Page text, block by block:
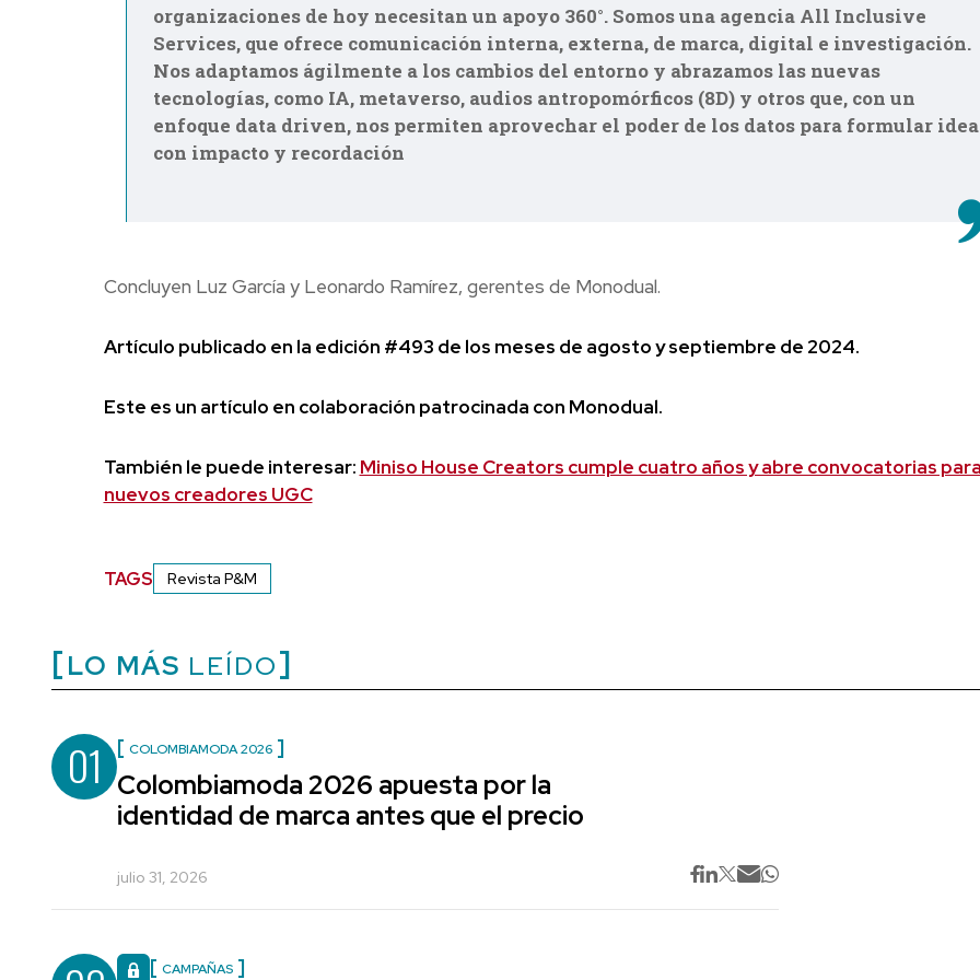
organizaciones de hoy necesitan un apoyo 360°. Somos una agencia All Inclusive
Services, que ofrece comunicación interna, externa, de marca, digital e investigación.
Nos adaptamos ágilmente a los cambios del entorno y abrazamos las nuevas
tecnologías, como IA, metaverso, audios antropomórficos (8D) y otros que, con un
enfoque data driven, nos permiten aprovechar el poder de los datos para formular
con impacto y recordación
Concluyen Luz García y Leonardo Ramírez, gerentes de Monodual.
Artículo publicado en la edición #493 de los meses de agosto y septiembre de 2024.
Este es un artículo en colaboración patrocinada con Monodual.
También le puede interesar: Miniso House Creators cumple cuatro años y abre convocatorias
nuevos creadores UGC
TAGS Revista P&M
LO MÁS LEÍDO
01 COLOMBIAMODA 2026
Colombiamoda 2026 apuesta por la
identidad de marca antes que el precio
julio 31, 2026
CAMPAÑAS